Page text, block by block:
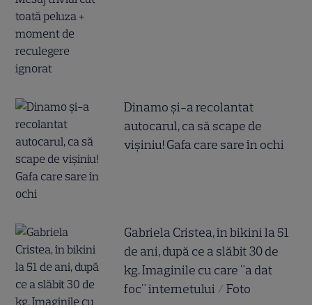
Dinamo și-a recolantat
autocarul, ca să scape de
vișiniu! Gafa care sare în ochi
Gabriela Cristea, în bikini la 51
de ani, după ce a slăbit 30 de
kg. Imaginile cu care "a dat
foc" internetului / Foto